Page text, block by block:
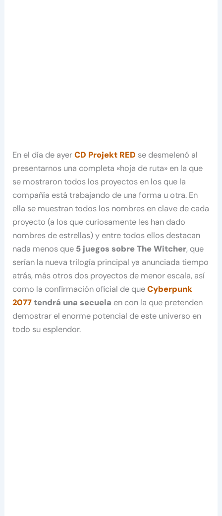
En el día de ayerCD Projekt RED se desmelenó al
presentarnos una completa «hoja de ruta» en la que
se mostraron todos los proyectos en los que la
compañía está trabajando de una forma u otra. En
ella se muestran todos los nombres en clave de cada
proyecto (a los que curiosamente les han dado
nombres de estrellas) y entre todos ellos destacan
nada menos que 5 juegos sobre The Witcher, que
serían la nueva trilogía principal ya anunciada tiempo
atrás, más otros dos proyectos de menor escala, así
como la confirmación oficial de queCyberpunk
2077tendrá una secuela en con la que pretenden
demostrar el enorme potencial de este universo en
todo su esplendor.